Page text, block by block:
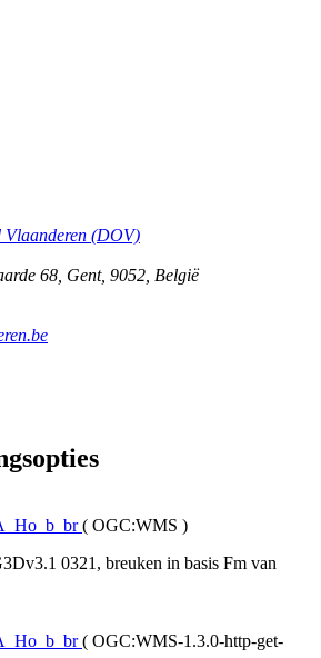
Vlaanderen (DOV)
68, Gent, 9052, België
( OGC:WMS )
0321, breuken in basis Fm van
( OGC:WMS-1.3.0-http-get-